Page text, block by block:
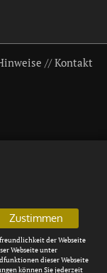
//Kontakt
Zustimmen
der Webseite
Webseite unter
dieser Webseite
können Sie jederzeit